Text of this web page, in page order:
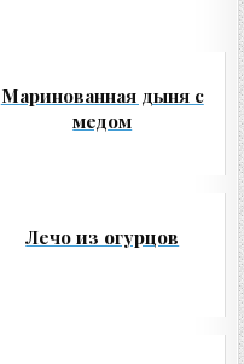
Маринованная дыня с
медом
Лечо из огурцов